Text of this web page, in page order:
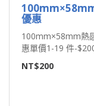
優惠
100mm×58mm熱
惠單價1-19 件-
NT$200